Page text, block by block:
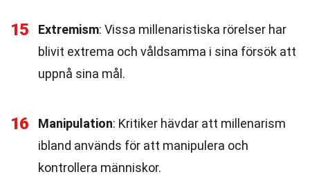
15 Extremism: Vissa millenaristiska rörelser har
blivit extrema och våldsamma i sina försök att
uppnå sina mål.
16 Manipulation: Kritiker hävdar att millenarism
ibland används för att manipulera och
kontrollera människor.